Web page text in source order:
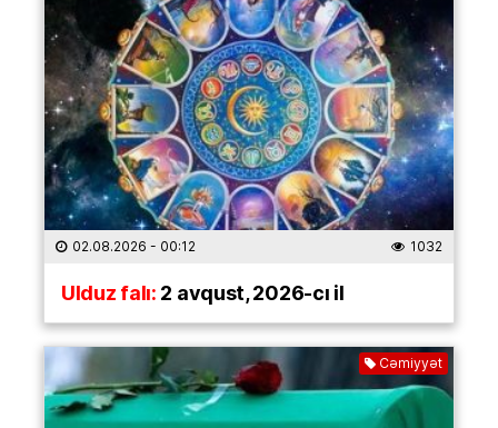
02.08.2026 - 00:12 1032
Ulduz falı:2 avqust, 2026-cı il
Cəmiyyət